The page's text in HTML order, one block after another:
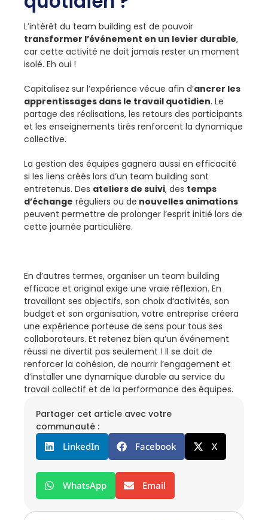
L’intérêt du team building est de pouvoir
transformer l’événement en un levier durable,
car cette activité ne doit jamais rester un moment
isolé. Eh oui !
Capitalisez sur l’expérience vécue afin d’ancrer les
apprentissages dans le travail quotidien. Le
partage des réalisations, les retours des participants
et les enseignements tirés renforcent la dynamique
collective.
La gestion des équipes gagnera aussi en efficacité
si les liens créés lors d’un team building sont
entretenus. Des ateliers de suivi, des temps
d’échange réguliers ou de nouvelles animations
peuvent permettre de prolonger l’esprit initié lors de
cette journée particulière.
En d’autres termes, organiser un team building
efficace et original exige une vraie réflexion. En
travaillant ses objectifs, son choix d‘activités, son
budget et son organisation, votre entreprise créera
une expérience porteuse de sens pour tous ses
collaborateurs. Et retenez bien qu’un événement
réussi ne divertit pas seulement ! Il se doit de
renforcer la cohésion, de nourrir l’engagement et
d’installer une dynamique durable au service du
travail collectif et de la performance des équipes.
Partager cet article avec votre
communauté :
LinkedIn
Facebook X
WhatsApp Email